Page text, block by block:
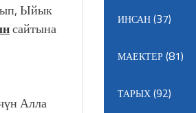
Ыйык
сайтына
Алла
ИНСАН(37)
МАЕКТЕР(81)
ТАРЫХ(92)